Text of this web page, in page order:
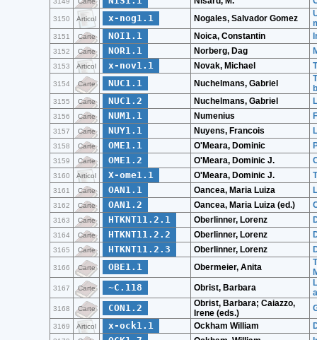
3150 Articol x-nog1.1 Nogales, Salvador Gomez
3151 Carte NOI1.1 Noica, Constantin
3152 Carte NOR1.1 Norberg, Dag
3153 Articol x-nov1.1 Novak, Michael
3154 Carte NUC1.1 Nuchelmans, Gabriel
3155 Carte NUC1.2 Nuchelmans, Gabriel
3156 Carte NUM1.1 Numenius
3157 Carte NUY1.1 Nuyens, Francois
3158 Carte OME1.1 O'Meara, Dominic
3159 Carte OME1.2 O'Meara, Dominic J.
3160 Articol X-ome1.1 O'Meara, Dominic J.
3161 Carte OAN1.1 Oancea, Maria Luiza
3162 Carte OAN1.2 Oancea, Maria Luiza (ed.)
3163 Carte HTKNT11.2.1 Oberlinner, Lorenz
3164 Carte HTKNT11.2.2 Oberlinner, Lorenz
3165 Carte HTKNT11.2.3 Oberlinner, Lorenz
3166 Carte OBE1.1 Obermeier, Anita
3167 Carte ~C.118 Obrist, Barbara
3168 Carte CON1.2
Obrist, Barbara; Caiazzo,
Irene (eds.)
3169 Articol x-ock1.1 Ockham William